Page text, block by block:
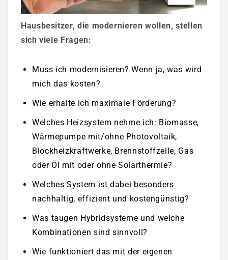
Heiztechnik
Haustechnikservice
Wartung
SCHALTANLAGENBAU
UNTERNEHMEN
Ansprechpartner
Hausbesitzer, die modernieren wollen, stellen
sich viele Fragen:
Muss ich modernisieren? Wenn ja, was wird
mich das kosten?
Wie erhalte ich maximale Förderung?
Welches Heizsystem nehme ich: Biomasse,
Wärmepumpe mit/ohne Photovoltaik,
Blockheizkraftwerke, Brennstoffzelle, Gas
oder Öl mit oder ohne Solarthermie?
Welches System ist dabei besonders
nachhaltig, effizient und kostengünstig?
Was taugen Hybridsysteme und welche
Kombinationen sind sinnvoll?
Wie funktioniert das mit der eigenen